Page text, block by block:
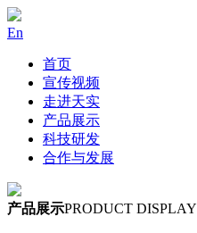
En
首页
宣传视频
走进天实
产品展示
科技研发
合作与发展
产品展示PRODUCT DISPLAY